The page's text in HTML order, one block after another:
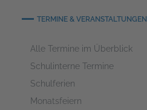
TERMINE & VERANSTALTUNGEN
Alle Termine im Überblick
Schulinterne Termine
Schulferien
Monatsfeiern